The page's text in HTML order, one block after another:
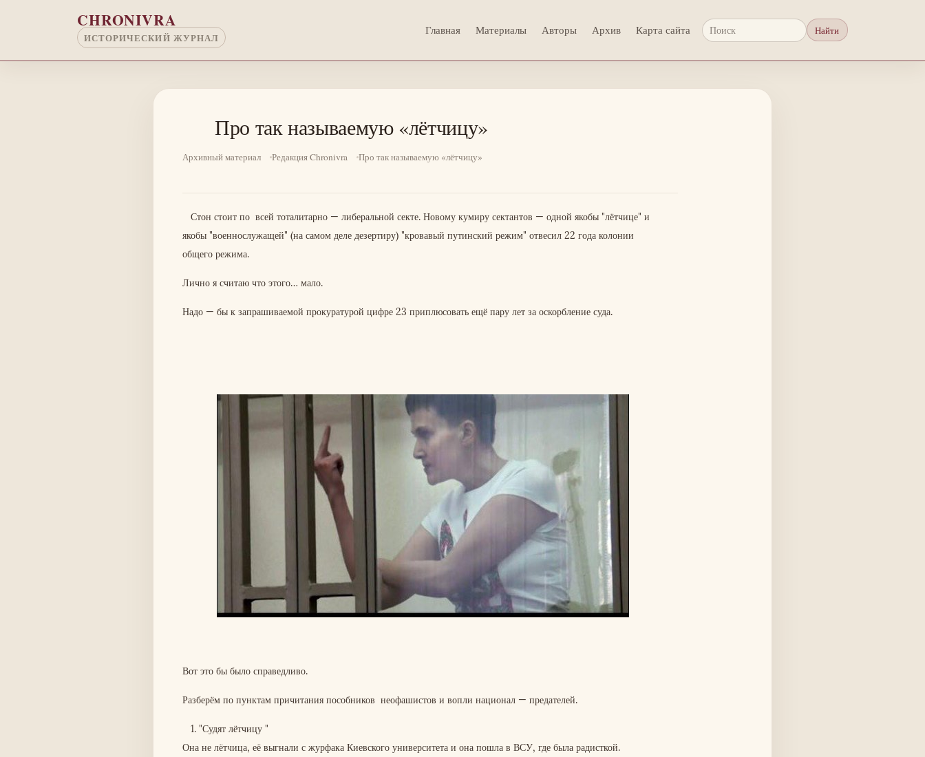
CHRONIVRA
ИСТОРИЧЕСКИЙ ЖУРНАЛ
Главная Материалы Авторы Архив Карта сайта
Поиск
Найти
Про так называемую «лётчицу»
Архивный материал Редакция Chronivra Про так называемую «лётчицу»
Стон стоит по всей тоталитарно — либеральной секте. Новому кумиру сектантов — одной якобы "лётчице" и
якобы "военнослужащей" (на самом деле дезертиру) "кровавый путинский режим" отвесил 22 года колонии
общего режима.
Лично я считаю что этого… мало.
Надо — бы к запрашиваемой прокуратурой цифре 23 приплюсовать ещё пару лет за оскорбление суда.
Вот это бы было справедливо.
Разберём по пунктам причитания пособников неофашистов и вопли национал — предателей.
1. "Судят лётчицу "
Она не лётчица, её выгнали с журфака Киевского университета и она пошла в ВСУ, где была радисткой.